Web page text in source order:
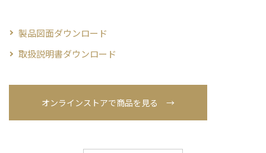
製品図面ダウンロード
取扱説明書ダウンロード
オンラインストアで商品を見る →